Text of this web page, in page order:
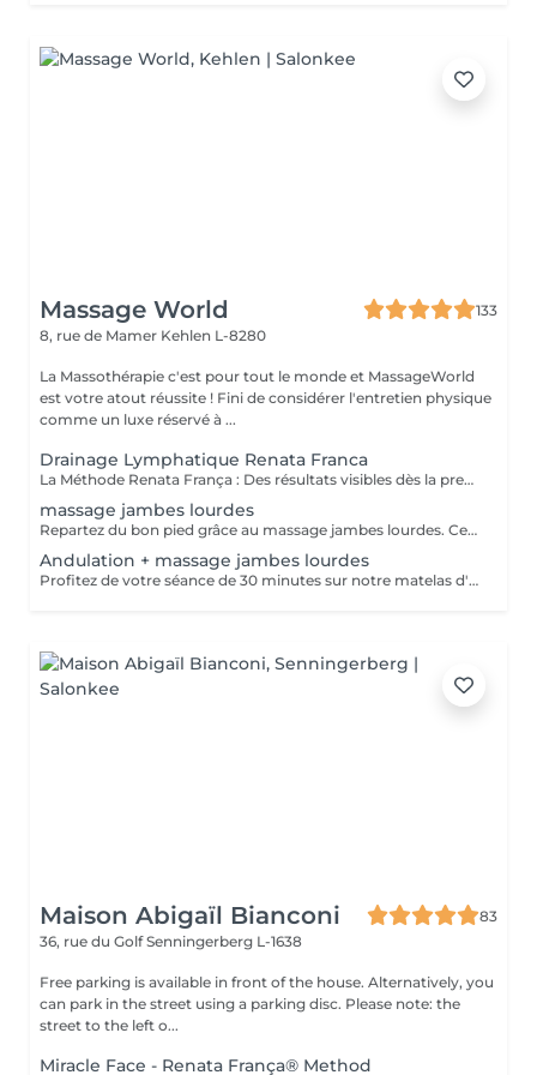
Massage World
133
8, rue de Mamer Kehlen L-8280
La Massothérapie c'est pour tout le monde et MassageWorld
est votre atout réussite ! Fini de considérer l'entretien physique
comme un luxe réservé à ...
Drainage Lymphatique Renata Franca
La Méthode Renata França : Des résultats visibles dès la première séance ! Rien d'étonnant donc qu'il soit le massage préféré des stars Hollywoodiennes. Le Drainage Lymphatique Manuel est une technique de massage destinée à réduire la rétention d'eau, à stimuler la circulation de la lymphe et à détoxifier l'organisme. Cette technique réduit ainsi la tant redoutée CELLULITE, resculpte le corps tout en renforçant le système immunitaire. La Méthode Renata França se différencie de la métope traditionnelle Vodder par des pressions fermes, un rythme accéléré et des manuvres exclusives permettant des résultats immédiats. Renta França ayant conscience que le corps est un ensemble et que tout le système lymphatique doit être activé pour un résultat optimal, la séance sera réalisée sur l'entièreté du corps. La finalité de cette séance sera à coup sûr « un corps moins gonflé » avec un métabolisme accéléré et une sensation de bien-être optimisée.
massage jambes lourdes
Repartez du bon pied grâce au massage jambes lourdes. Ce dernier permet de soulager les sensations de lourdeur dans les jambes en améliorant la circulation sanguine et lymphatique. Ce massage favorise le retour veineux, diminue la rétention d'eau et évacue les toxines sources de vos douleurs. Réalisé régulièrement, il apporte une sensation de légèreté après chaque séance. - Jambes lourdes - Rétention d'eau - Jambes fatiguées
Andulation + massage jambes lourdes
Profitez de votre séance de 30 minutes sur notre matelas d'andulation pour une efficacité maximale de votre massage jambes lourdes. Propriétés du matelas d'andulation : stimulation du flux lymphatique, augmentation de la circulation sanguine, production énergétique cellulaire, activation des mécanismes de détente musculaire, refoulement des signaux douloureux.
Maison Abigaïl Bianconi
83
36, rue du GolfSenningerberg L-1638
Free parking is available in front of the house. Alternatively, you
can park in the street using a parking disc. Please note: the
street to the left o...
Miracle Face - Renata França® Method